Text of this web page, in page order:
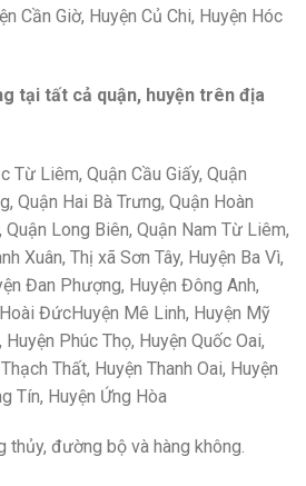
Cần Giờ, Huyện Củ Chi, Huyện Hóc
tại tất cả quận, huyện trên địa
Từ Liêm, Quận Cầu Giấy, Quận
Quận Hai Bà Trưng, Quận Hoàn
Quận Long Biên, Quận Nam Từ Liêm,
Xuân, Thị xã Sơn Tây, Huyện Ba Vì,
Đan Phượng, Huyện Đông Anh,
ĐứcHuyện Mê Linh, Huyện Mỹ
Phúc Thọ, Huyện Quốc Oai,
Thất, Huyện Thanh Oai, Huyện
Tín, Huyện Ứng Hòa
thủy, đường bộ và hàng không.